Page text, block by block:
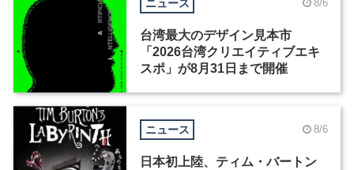
ニュース 8/6
台湾最大のデザイン見本市
「2026台湾クリエイティブエキ
スポ」が8月31日まで開催
ニュース 8/6
日本初上陸、ティム・バートン